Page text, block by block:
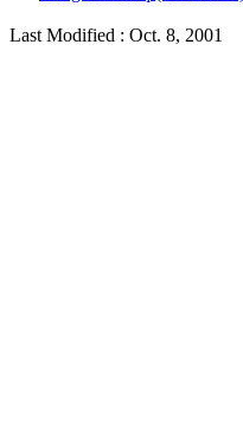
Last Modified : Oct. 8, 2001